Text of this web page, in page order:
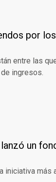
por
entre las
ingresos.
un
iniciativa